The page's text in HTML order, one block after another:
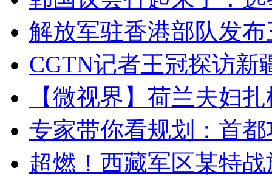
解放军驻香港部队发
CGTN记者王冠探访新
【微视界】荷兰夫妇
专家带你看规划：首
超燃！西藏军区某特